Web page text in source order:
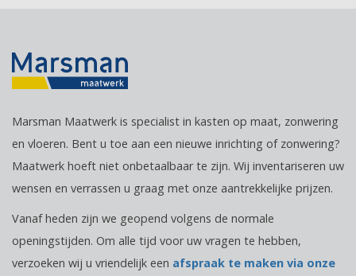
Marsman Maatwerk is specialist in kasten op maat, zonwering
en vloeren. Bent u toe aan een nieuwe inrichting of zonwering?
Maatwerk hoeft niet onbetaalbaar te zijn. Wij inventariseren uw
wensen en verrassen u graag met onze aantrekkelijke prijzen.
Vanaf heden zijn we geopend volgens de normale
openingstijden. Om alle tijd voor uw vragen te hebben,
verzoeken wij u vriendelijk een afspraak te maken via onze